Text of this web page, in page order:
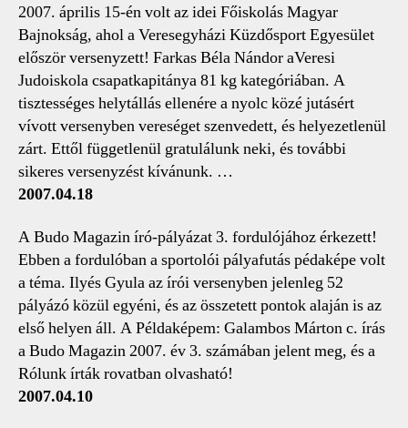
2007. április 15-én volt az idei Főiskolás Magyar
Bajnokság, ahol a Veresegyházi Küzdősport Egyesület
először versenyzett! Farkas Béla Nándor aVeresi
Judoiskola csapatkapitánya 81 kg kategóriában. A
tisztességes helytállás ellenére a nyolc közé jutásért
vívott versenyben vereséget szenvedett, és helyezetlenül
zárt. Ettől függetlenül gratulálunk neki, és további
sikeres versenyzést kívánunk. …
2007.04.18
A Budo Magazin író-pályázat 3. fordulójához érkezett!
Ebben a fordulóban a sportolói pályafutás pédaképe volt
a téma. Ilyés Gyula az írói versenyben jelenleg 52
pályázó közül egyéni, és az összetett pontok alaján is az
első helyen áll. A Példaképem: Galambos Márton c. írás
a Budo Magazin 2007. év 3. számában jelent meg, és a
Rólunk írták rovatban olvasható!
2007.04.10